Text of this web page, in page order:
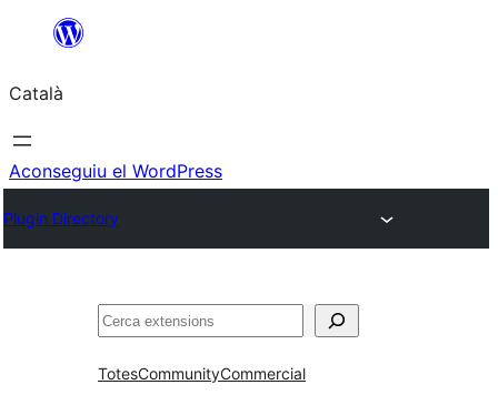
contingut
Català
Aconseguiu el WordPress
Plugin Directory
Cerca
TotesCommunityCommercial